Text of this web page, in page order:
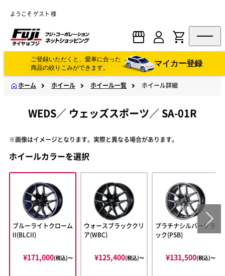
ようこそ ゲスト 様
ご登録いただくと、愛車に合った
商品の絞りこみができます。
マイカー登録
ホーム ホイール ホイール一覧 ホイール詳細
WEDS／ ウェッズスポーツ／ SA-01R
※画像はイメージとなります。実際と異なる場合があります。
ホイールカラーを選択
ブルーライトクローム
II(BLCII)
¥171,000(税込)〜
ウォースブラッククリ
ア(WBC)
¥125,400(税込)〜
プラチナシルバーブラ
ック(PSB)
¥131,500(税込)〜